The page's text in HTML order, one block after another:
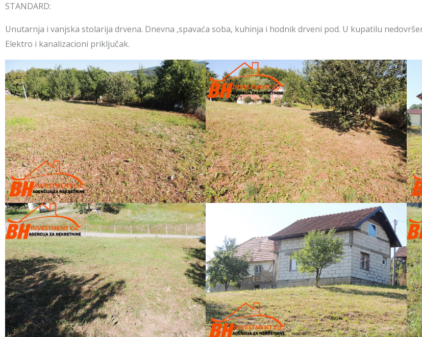
STANDARD:
Unutarnja i vanjska stolarija drvena. Dnevna ,spavaća soba, kuhinja i hodnik drveni pod. U kupatilu
Elektro i kanalizacioni priključak.